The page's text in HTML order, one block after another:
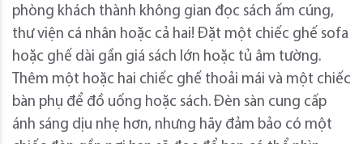
phòng khách thành không gian đọc sách ấm cúng,
thư viện cá nhân hoặc cả hai! Đặt một chiếc ghế sofa
hoặc ghế dài gần giá sách lớn hoặc tủ âm tường.
Thêm một hoặc hai chiếc ghế thoải mái và một chiếc
bàn phụ để đồ uống hoặc sách. Đèn sàn cung cấp
ánh sáng dịu nhẹ hơn, nhưng hãy đảm bảo có một